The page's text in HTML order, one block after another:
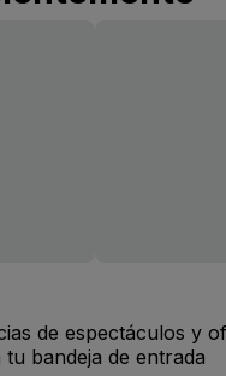
de espectáculos y
bandeja de entrada